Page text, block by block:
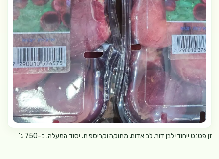
זן פטנט ייחודי לבן דור. לב אדום. מתוקה וקריספית. יסוד המעלה. כ-750 ג'